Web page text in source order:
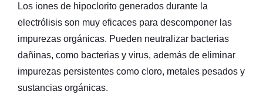
Los iones de hipoclorito generados durante la
electrólisis son muy eficaces para descomponer las
impurezas orgánicas. Pueden neutralizar bacterias
dañinas, como bacterias y virus, además de eliminar
impurezas persistentes como cloro, metales pesados ​​y
sustancias orgánicas.